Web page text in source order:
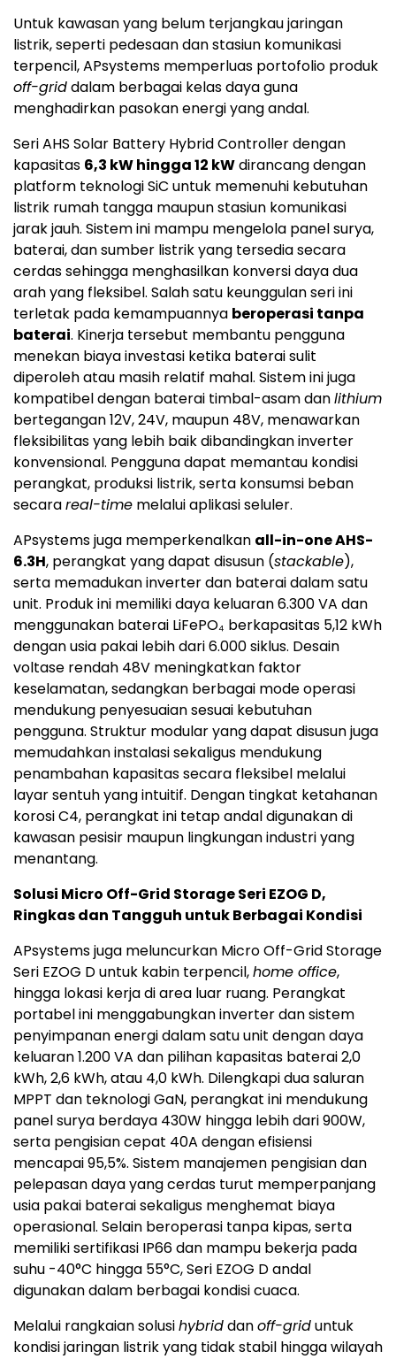
Untuk kawasan yang belum terjangkau jaringan
listrik, seperti pedesaan dan stasiun komunikasi
terpencil, APsystems memperluas portofolio produk
off-griddalam berbagai kelas daya guna
menghadirkan pasokan energi yang andal.
Seri AHS Solar Battery Hybrid Controller dengan
kapasitas 6,3 kW hingga 12 kWdirancang dengan
platform teknologi SiC untuk memenuhi kebutuhan
listrik rumah tangga maupun stasiun komunikasi
jarak jauh. Sistem ini mampu mengelola panel surya,
baterai, dan sumber listrik yang tersedia secara
cerdas sehingga menghasilkan konversi daya dua
arah yang fleksibel. Salah satu keunggulan seri ini
terletak pada kemampuannya beroperasi tanpa
baterai. Kinerja tersebut membantu pengguna
menekan biaya investasi ketika baterai sulit
diperoleh atau masih relatif mahal. Sistem ini juga
kompatibel dengan baterai timbal-asam danlithium
bertegangan 12V, 24V, maupun 48V, menawarkan
fleksibilitas yang lebih baik dibandingkan inverter
konvensional. Pengguna dapat memantau kondisi
perangkat, produksi listrik, serta konsumsi beban
secarareal-time melalui aplikasi seluler.
APsystems juga memperkenalkan all-in-one AHS-
6.3H, perangkat yang dapat disusun (stackable),
serta memadukan inverter dan baterai dalam satu
unit. Produk ini memiliki daya keluaran 6.300 VA dan
menggunakan baterai LiFePO₄ berkapasitas 5,12 kWh
dengan usia pakai lebih dari 6.000 siklus. Desain
voltase rendah 48V meningkatkan faktor
keselamatan, sedangkan berbagai mode operasi
mendukung penyesuaian sesuai kebutuhan
pengguna. Struktur modular yang dapat disusun juga
memudahkan instalasi sekaligus mendukung
penambahan kapasitas secara fleksibel melalui
layar sentuh yang intuitif. Dengan tingkat ketahanan
korosi C4, perangkat ini tetap andal digunakan di
kawasan pesisir maupun lingkungan industri yang
menantang.
Solusi Micro Off-Grid Storage Seri EZOG D,
Ringkas dan Tangguh untuk Berbagai Kondisi
APsystems juga meluncurkan Micro Off-Grid Storage
Seri EZOG D untuk kabin terpencil,home office,
hingga lokasi kerja di area luar ruang. Perangkat
portabel ini menggabungkan inverter dan sistem
penyimpanan energi dalam satu unit dengan daya
keluaran 1.200 VA dan pilihan kapasitas baterai 2,0
kWh, 2,6 kWh, atau 4,0 kWh. Dilengkapi dua saluran
MPPT dan teknologi GaN, perangkat ini mendukung
panel surya berdaya 430W hingga lebih dari 900W,
serta pengisian cepat 40A dengan efisiensi
mencapai 95,5%. Sistem manajemen pengisian dan
pelepasan daya yang cerdas turut memperpanjang
usia pakai baterai sekaligus menghemat biaya
operasional. Selain beroperasi tanpa kipas, serta
memiliki sertifikasi IP66 dan mampu bekerja pada
suhu -40°C hingga 55°C, Seri EZOG D andal
digunakan dalam berbagai kondisi cuaca.
Melalui rangkaian solusihybriddanoff-griduntuk
kondisi jaringan listrik yang tidak stabil hingga wilayah